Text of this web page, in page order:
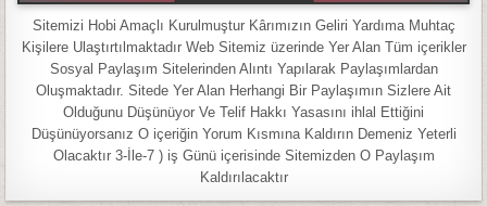
Sitemizi Hobi Amaçlı Kurulmuştur Kârımızın Geliri Yardıma Muhtaç
Kişilere Ulaştırtılmaktadır Web Sitemiz üzerinde Yer Alan Tüm içerikler
Sosyal Paylaşım Sitelerinden Alıntı Yapılarak Paylaşımlardan
Oluşmaktadır. Sitede Yer Alan Herhangi Bir Paylaşımın Sizlere Ait
Olduğunu Düşünüyor Ve Telif Hakkı Yasasını ihlal Ettiğini
Düşünüyorsanız O içeriğin Yorum Kısmına Kaldırın Demeniz Yeterli
Olacaktır 3-İle-7 ) iş Günü içerisinde Sitemizden O Paylaşım
Kaldırılacaktır